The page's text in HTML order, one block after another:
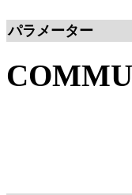
パラメーター